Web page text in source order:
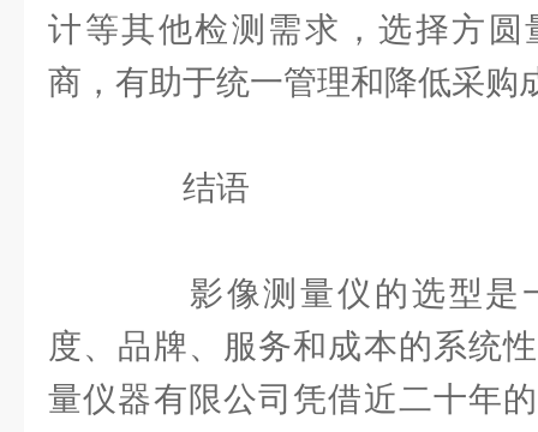
计等其他检测需求，选择方圆
商，有助于统一管理和降低采购
结语
影像测量仪的选型是
度、品牌、服务和成本的系统
量仪器有限公司凭借近二十年